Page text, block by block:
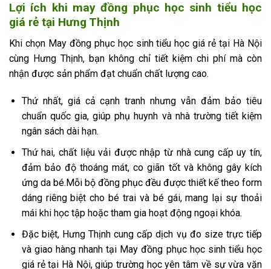
Lợi ích khi may đồng phục học sinh tiểu học
giá rẻ tại Hưng Thịnh
Khi chọn May đồng phục học sinh tiểu học giá rẻ tại Hà Nội
cùng Hưng Thịnh, bạn không chỉ tiết kiệm chi phí mà còn
nhận được sản phẩm đạt chuẩn chất lượng cao.
Thứ nhất, giá cả cạnh tranh nhưng vẫn đảm bảo tiêu
chuẩn quốc gia, giúp phụ huynh và nhà trường tiết kiệm
ngân sách dài hạn.
Thứ hai, chất liệu vải được nhập từ nhà cung cấp uy tín,
đảm bảo độ thoáng mát, co giãn tốt và không gây kích
ứng da bé.Mỗi bộ đồng phục đều được thiết kế theo form
dáng riêng biệt cho bé trai và bé gái, mang lại sự thoải
mái khi học tập hoặc tham gia hoạt động ngoại khóa.
Đặc biệt, Hưng Thịnh cung cấp dịch vụ đo size trực tiếp
và giao hàng nhanh tại May đồng phục học sinh tiểu học
giá rẻ tại Hà Nội, giúp trường học yên tâm về sự vừa vặn